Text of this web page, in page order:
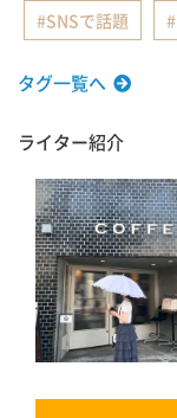
SNSで話題
タグ一覧へ
ライター紹介